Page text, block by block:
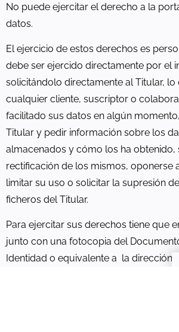
No puede ejercitar el derecho a la
datos.
El ejercicio de estos derechos es
debe ser ejercido directamente por el
solicitándolo directamente al Titular, lo
cualquier cliente, suscriptor o
facilitado sus datos en algún
Titular y pedir información sobre los
almacenados y cómo los ha obtenido,
rectificación de los mismos, oponerse
limitar su uso o solicitar la supresión
ficheros del Titular.
Para ejercitar sus derechos tiene que
junto con una fotocopia del
Identidad o equivalente a la dirección